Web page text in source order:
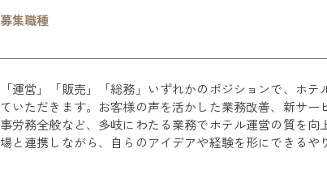
募集職種
「運営」「販売」「総務」いずれかのポジションで、ホ
ていただきます。お客様の声を活かした業務改善、新サー
事労務全般など、多岐にわたる業務でホテル運営の質を
場と連携しながら、自らのアイデアや経験を形にできるや